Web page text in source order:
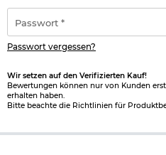
*
Passwort vergessen?
Wir setzen auf den Verifizierten Kauf!
Bewertungen können nur von Kunden
erhalten haben.
Bitte beachte die Richtlinien für